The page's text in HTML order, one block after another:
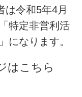
は令和5年4月
特定非営利活
になります。
はこちら